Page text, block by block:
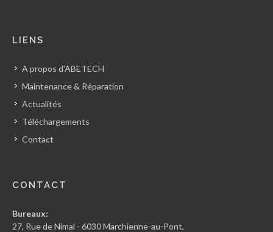
LIENS
A propos d'ABETECH
Maintenance & Réparation
Actualités
Téléchargements
Contact
CONTACT
Bureaux:
27, Rue de Nimal - 6030 Marchienne-au-Pont,